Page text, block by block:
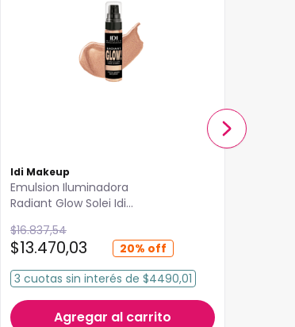
Idi Makeup
Emulsion Iluminadora
Radiant Glow Solei Idi
20%
$16.837,54
$13.470,03
3 cuotas sin interés de $4490,01
Agregar al carrito